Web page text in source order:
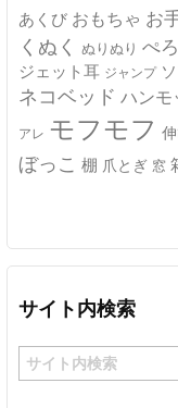
あくび おもちゃ お
くぬく ぬりぬり ぺ
ジェット耳 ジャンプ
ネコベッド ハンモ
アレ モフモフ
ぼっこ 棚 爪とぎ 窓
サイト内検索